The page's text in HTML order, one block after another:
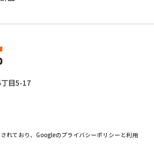
目5-17
れており、Googleのプライバシーポリシーと利用